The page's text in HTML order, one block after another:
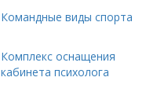
Командные виды спорта
Комплекс оснащения
кабинета психолога